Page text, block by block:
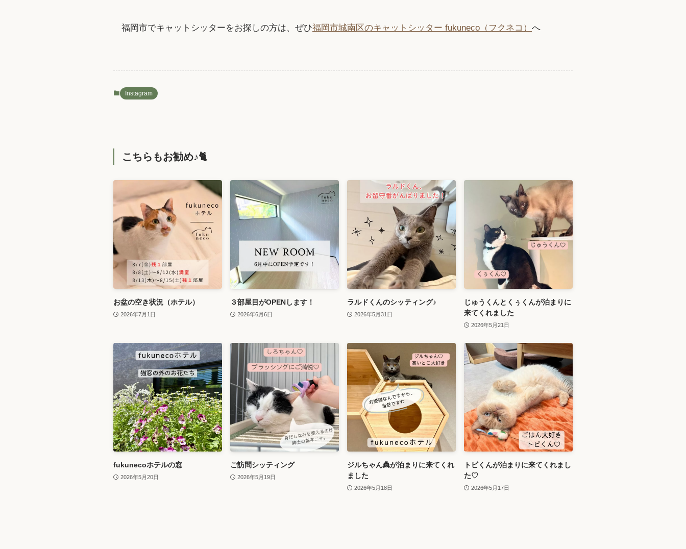
福岡市でキャットシッターをお探しの方は、ぜひ福岡市城南区のキャットシッター fukuneco（フクネコ） へ
Instagram
こちらもお勧め♪🐈️
お盆の空き状況（ホテル）
2026年7月1日
３部屋目がOPENします！
2026年6月6日
ラルドくんのシッティング♪
2026年5月31日
じゅうくんとくぅくんが泊まりに
来てくれました
2026年5月21日
fukunecoホテルの窓
2026年5月20日
ご訪問シッティング
2026年5月19日
ジルちゃん👸が泊まりに来てくれ
ました
2026年5月18日
トビくんが泊まりに来てくれまし
た♡
2026年5月17日